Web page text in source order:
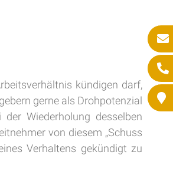
kündigen darf,
gerne als Drohpotenzial
Wiederholung desselben
von diesem „Schuss
Verhaltens gekündigt zu